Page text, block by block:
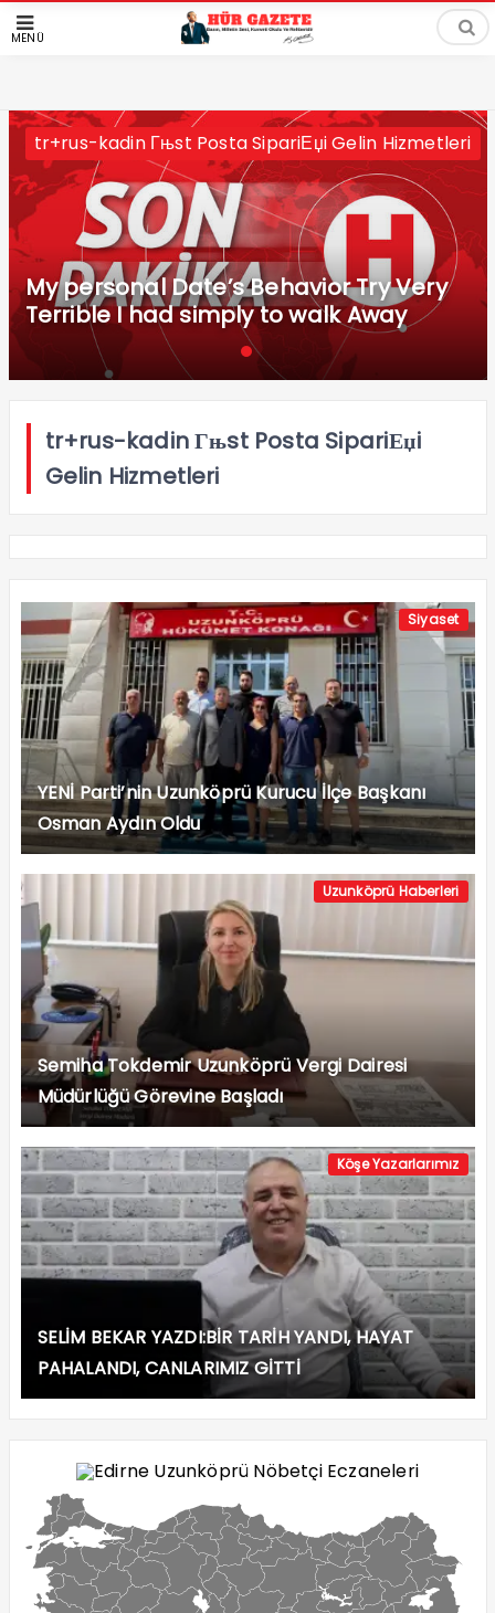
MENÜ
tr+rus-kadin Гњst Posta SipariЕџi Gelin Hizmetleri
My personal Date’s Behavior Try Very
Terrible I had simply to walk Away
tr+rus-kadin Гњst Posta SipariЕџi
Gelin Hizmetleri
Siyaset
YENİ Parti’nin Uzunköprü Kurucu İlçe Başkanı
Osman Aydın Oldu
Uzunköprü Haberleri
Semiha Tokdemir Uzunköprü Vergi Dairesi
Müdürlüğü Görevine Başladı
Köşe Yazarlarımız
SELİM BEKAR YAZDI:BİR TARİH YANDI, HAYAT
PAHALANDI, CANLARIMIZ GİTTİ